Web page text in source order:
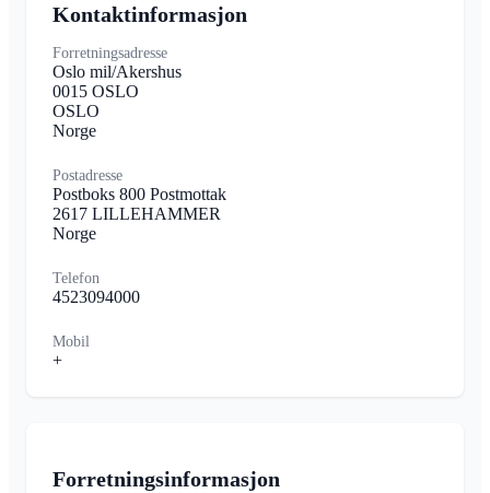
Kontaktinformasjon
Forretningsadresse
Oslo mil/Akershus
0015 OSLO
OSLO
Norge
Postadresse
Postboks 800 Postmottak
2617 LILLEHAMMER
Norge
Telefon
4523094000
Mobil
+
Forretningsinformasjon